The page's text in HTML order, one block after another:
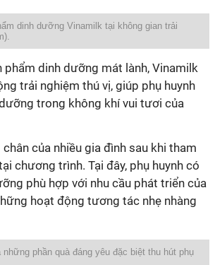
dinh dưỡng Vinamilk tại không gian trải
dinh dưỡng mát lành, Vinamilk
trải nghiệm thú vị, giúp phụ huynh
trong không khí vui tươi của
của nhiều gia đình sau khi tham
chương trình. Tại đây, phụ huynh có
phù hợp với nhu cầu phát triển của
hoạt động tương tác nhẹ nhàng
phần quà đáng yêu đặc biệt thu hút phụ